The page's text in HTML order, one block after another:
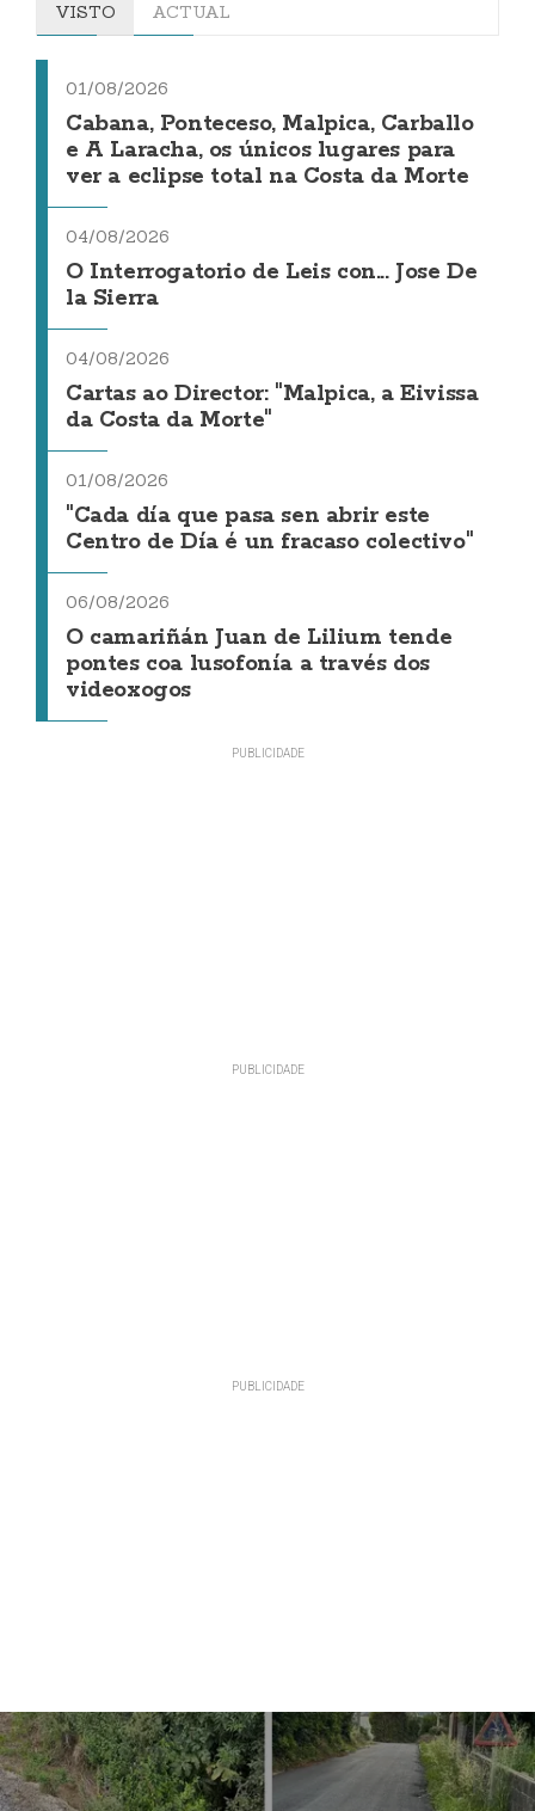
VISTO ACTUAL
01/08/2026
Cabana, Ponteceso, Malpica, Carballo
e A Laracha, os únicos lugares para
ver a eclipse total na Costa da Morte
04/08/2026
O Interrogatorio de Leis con... Jose De
la Sierra
04/08/2026
Cartas ao Director: "Malpica, a Eivissa
da Costa da Morte"
01/08/2026
"Cada día que pasa sen abrir este
Centro de Día é un fracaso colectivo"
06/08/2026
O camariñán Juan de Lilium tende
pontes coa lusofonía a través dos
videoxogos